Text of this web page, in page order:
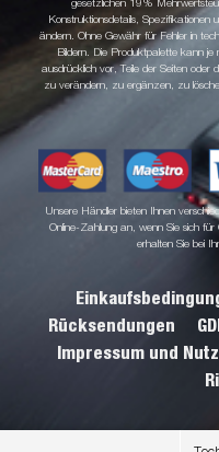
gesetzlichen 19%
Konstruktionsdetails, Spezifikationen
ändern. Ohne Gewähr für Fehler in
Bildern. Die Produktpalette kann
ausdrücklich vor, Teile der Seiten oder
zu verändern, zu ergänzen, zu
Unsere Händler bieten Ihnen
Online-Zahlung an, wenn Sie sich für
erhalten Sie bei
Rücksendungen
Impressum und